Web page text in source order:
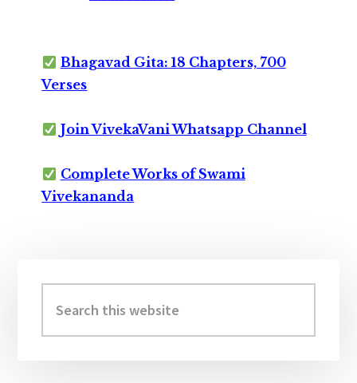
Bhagavad Gita: 18 Chapters, 700
Verses
Join VivekaVani Whatsapp Channel
Complete Works of Swami
Vivekananda
Sidebar
this
website